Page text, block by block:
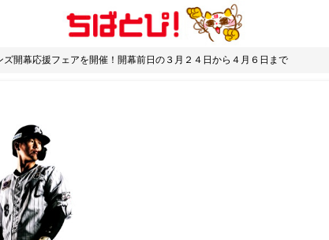
開幕応援フェアを開催！開幕前日の３月２４日から４月６日まで